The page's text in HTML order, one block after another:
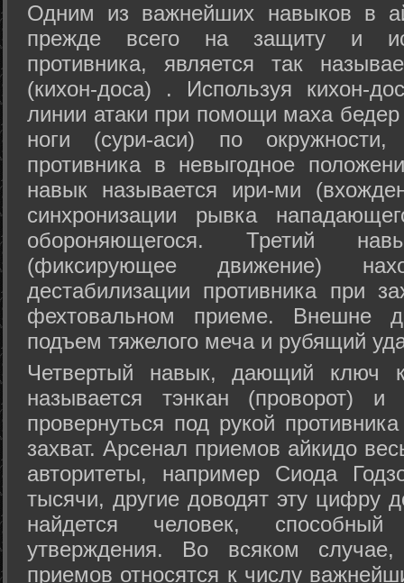
Одним из важнейших навыков в
прежде всего на защиту и
противника, является так
(кихон-доса) . Используя кихон-
линии атаки при помощи маха
ноги (сури-аси) по
противника в невыгодное
навык называется ири-ми
синхронизации рывка
обороняющегося. Третий
(фиксирующее движение)
дестабилизации противника при
фехтовальном приеме. Внешне
подъем тяжелого меча и рубящий
Четвертый навык, дающий ключ
называется тэнкан (проворот)
провернуться под рукой
захват. Арсенал приемов айкидо
авторитеты, например Сиода
тысячи, другие доводят эту цифру
найдется человек,
утверждения. Во всяком
приемов относятся к числу